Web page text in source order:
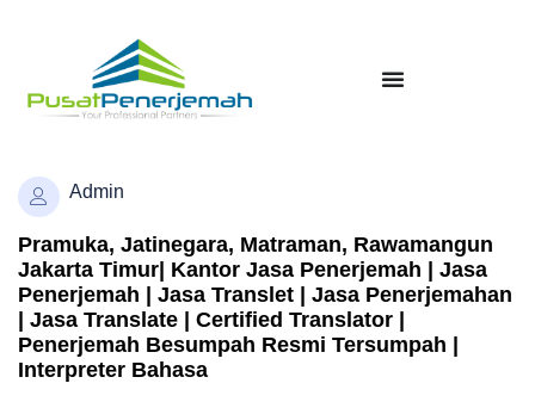
Admin
Pramuka, Jatinegara, Matraman, Rawamangun
Jakarta Timur| Kantor Jasa Penerjemah | Jasa
Penerjemah | Jasa Translet | Jasa Penerjemahan
| Jasa Translate | Certified Translator |
Penerjemah Besumpah Resmi Tersumpah |
Interpreter Bahasa